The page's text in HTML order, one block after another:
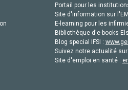
Portail pour les
Site d'information sur
E-learning pour les
Bibliothèque d'e-books
Blog special IFSI :
Suivez notre actualité
Site d'emploi en santé :